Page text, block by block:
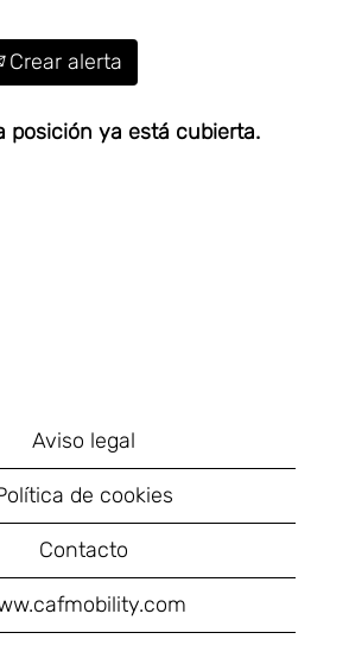
Crear alerta
posición ya está cubierta.
Aviso legal
de cookies
Contacto